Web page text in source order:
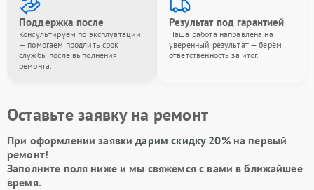
Поддержка после
Консультируем по эксплуатации
— помогаем продлить срок
службы после выполнения
ремонта.
Результат под гарантией
Наша работа направлена на
уверенный результат — берём
ответственность за итог.
Оставьте заявку на ремонт
При оформлении заявкидарим скидку 20%на первый
ремонт!
Заполните поля ниже и мы свяжемся с вами в ближайшее
время.